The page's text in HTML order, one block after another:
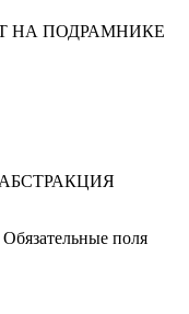
НА ПОДРАМНИКЕ
“АБСТРАКЦИЯ
Обязательные поля